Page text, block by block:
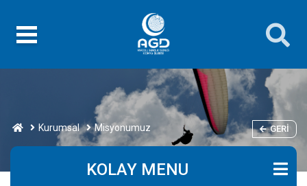
Kurumsal Misyonumuz GERI
KOLAY MENU